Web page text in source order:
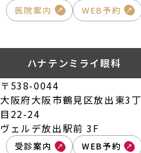
医院案内 WEB予約
ハナテンミライ眼科
〒538-0044
大阪府大阪市鶴見区放出東3丁
目22-24
ヴェルデ放出駅前 3F
受診案内 WEB予約